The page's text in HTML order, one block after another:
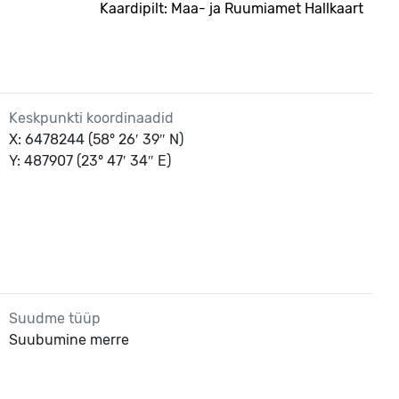
Kaardipilt: Maa- ja Ruumiamet Hallkaart
Keskpunkti koordinaadid
X: 6478244 (58° 26′ 39″ N)
Y: 487907 (23° 47′ 34″ E)
Suudme tüüp
Suubumine merre